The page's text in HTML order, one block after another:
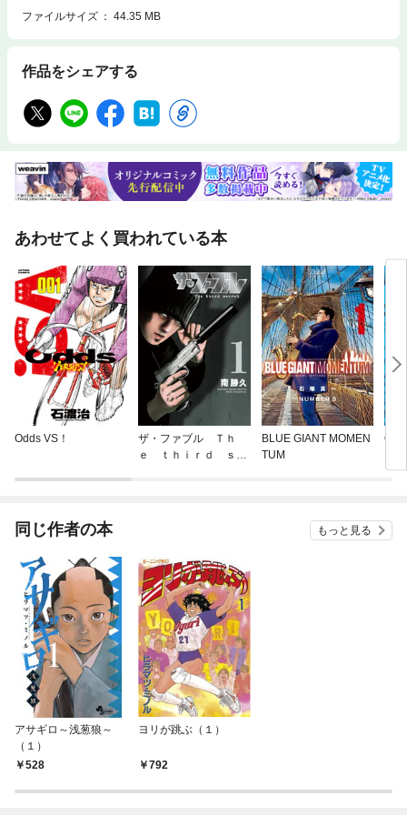
ファイルサイズ
44.35 MB
作品をシェアする
あわせてよく買われている本
Odds VS！
ザ・ファブル Ｔｈ
ｅ ｔｈｉｒｄ ｓｅ
BLUE GIANT MOMEN
TUM
同じ作者の本 もっと見る
アサギロ～浅葱狼～
（１）
528
ヨリが跳ぶ（１）
792